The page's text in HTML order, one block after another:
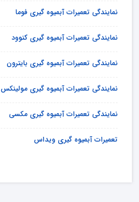
نمایندگی تعمیرات آبمیوه گیری فوما
نمایندگی تعمیرات آبمیوه گیری کنوود
نمایندگی تعمیرات آبمیوه گیری بایترون
نمایندگی تعمیرات آبمیوه گیری مولینکس
نمایندگی تعمیرات آبمیوه گیری مکسی
تعمیرات آبمیوه گیری ویداس